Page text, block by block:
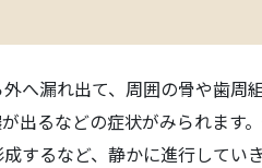
へ漏れ出て、周囲の骨や歯周
るなどの症状がみられます。
するなど、静かに進行していき